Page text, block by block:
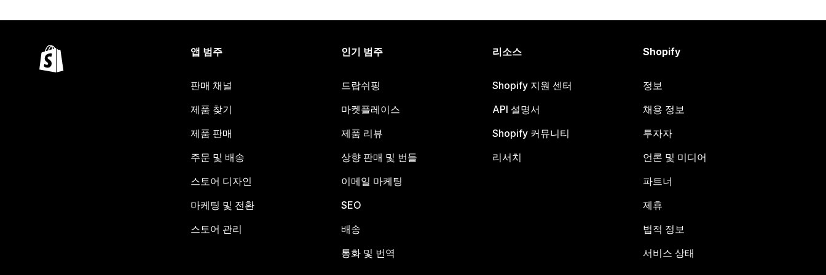
앱 범주
판매 채널
제품 찾기
제품 판매
주문 및 배송
스토어 디자인
마케팅 및 전환
스토어 관리
인기 범주
드랍쉬핑
마켓플레이스
제품 리뷰
상향 판매 및 번들
이메일 마케팅
SEO
배송
통화 및 번역
리소스
Shopify 지원 센터
API 설명서
Shopify 커뮤니티
리서치
Shopify
정보
채용 정보
투자자
언론 및 미디어
파트너
제휴
법적 정보
서비스 상태